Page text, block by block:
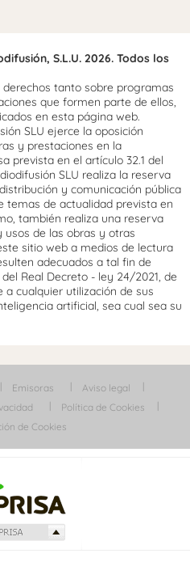
S.L.U. 2026. Todos los
tanto sobre programas
que formen parte de ellos,
en esta página web.
SLU ejerce la oposición
y prestaciones en la
prevista en el artículo 32.1 del
SLU realiza la reserva
y comunicación pública
temas de actualidad prevista en
también realiza una reserva
usos de las obras y otras
sitio web a medios de lectura
adecuados a tal fin de
Real Decreto - ley 24/2021, de
cualquier utilización de sus
artificial, sea cual sea su
Emisoras
Aviso legal
Política de Cookies
de Cookies